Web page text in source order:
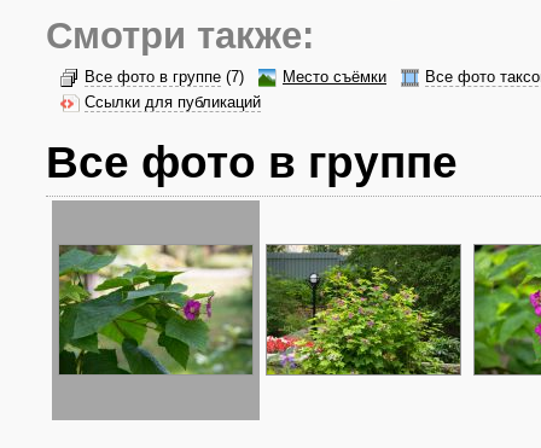
Смотри также:
Все фото в группе (7) Место съёмки
Все фото
Ссылки для публикаций
Все фото в группе